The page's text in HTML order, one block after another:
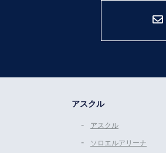
アスクル
アスクル
ソロエルアリーナ